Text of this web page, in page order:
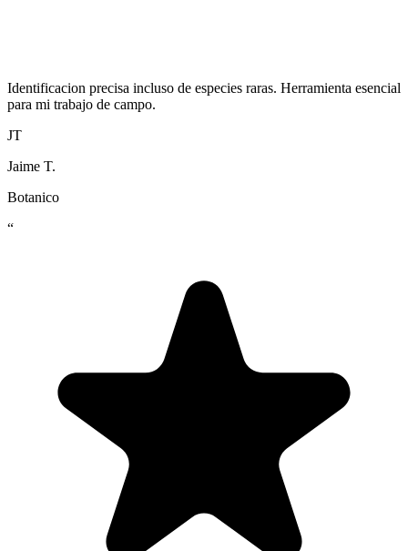
Identificacion precisa incluso de especies raras. Herramienta esencial
para mi trabajo de campo.
JT
Jaime T.
Botanico
“